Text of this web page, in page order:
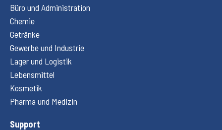
Büro und Administration
Chemie
Getränke
Gewerbe und Industrie
Lager und Logistik
Lebensmittel
Kosmetik
Pharma und Medizin
Support